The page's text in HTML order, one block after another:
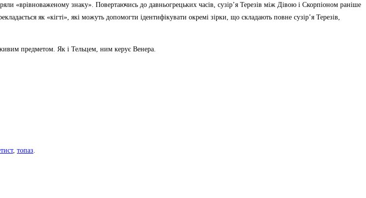
«врівноваженому знаку». Повертаючись до давньогрецьких часів, сузір’я Терезів між Дівою і Скорпіоном раніше
як «кігті», які можуть допомогти ідентифікувати окремі зірки, що складають повне сузір’я Терезів,
предметом. Як і Тельцем, ним керує Венера.
, топаз